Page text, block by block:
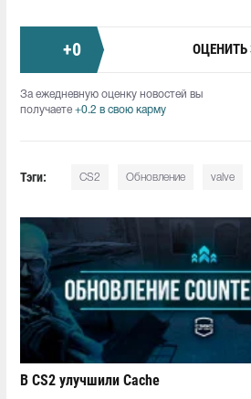
+0 ОЦЕНИТЬ
За ежедневную оценку новостей вы
получаете +0.2 в свою карму
Тэги: CS2 Обновление valve
В CS2 улучшили Cache